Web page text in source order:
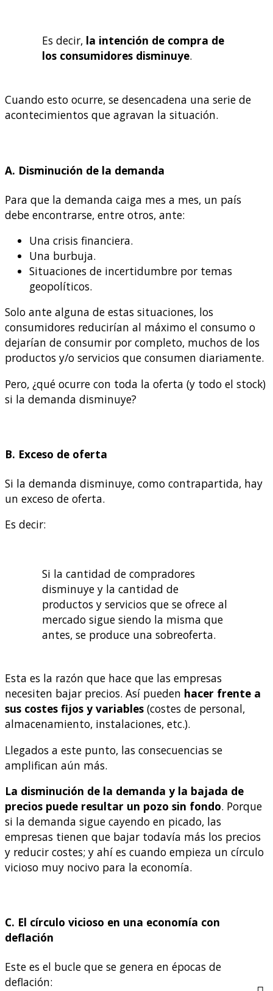
Es decir, la intención de compra de
los consumidores disminuye.
Cuando esto ocurre, se desencadena una serie de
acontecimientos que agravan la situación.
A. Disminución de la demanda
Para que la demanda caiga mes a mes, un país
debe encontrarse, entre otros, ante:
Una crisis financiera.
Una burbuja.
Situaciones de incertidumbre por temas
geopolíticos.
Solo ante alguna de estas situaciones, los
consumidores reducirían al máximo el consumo o
dejarían de consumir por completo, muchos de los
productos y/o servicios que consumen diariamente.
Pero, ¿qué ocurre con toda la oferta (y todo el stock)
si la demanda disminuye?
B. Exceso de oferta
Si la demanda disminuye, como contrapartida, hay
un exceso de oferta.
Es decir:
Si la cantidad de compradores
disminuye y la cantidad de
productos y servicios que se ofrece al
mercado sigue siendo la misma que
antes, se produce una sobreoferta.
Esta es la razón que hace que las empresas
necesiten bajar precios. Así pueden hacer frente a
sus costes fijos y variables (costes de personal,
almacenamiento, instalaciones, etc.).
Llegados a este punto, las consecuencias se
amplifican aún más.
La disminución de la demanda y la bajada de
precios puede resultar un pozo sin fondo. Porque
si la demanda sigue cayendo en picado, las
empresas tienen que bajar todavía más los precios
y reducir costes; y ahí es cuando empieza un círculo
vicioso muy nocivo para la economía.
C. El círculo vicioso en una economía con
deflación
Este es el bucle que se genera en épocas de
deflación: